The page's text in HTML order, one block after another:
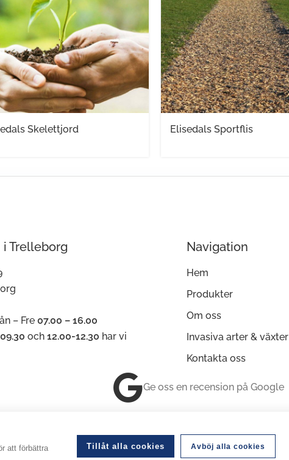
Skelettjord Elisedals Sportflis
Trelleborg
– Fre 07.00 – 16.00
och 12.00-12.30 har vi
Navigation
Hem
Produkter
Om oss
Invasiva arter & växter
Kontakta oss
Ge oss en recension på Google
Personuppgiftspolicy
att förbättra
Tillåt alla cookies Avböj alla cookies